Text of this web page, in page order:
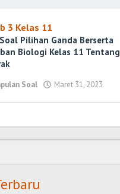
3 Kelas 11
Pilihan Ganda Berserta
Biologi Kelas 11 Tentang
Soal Maret 31, 2023